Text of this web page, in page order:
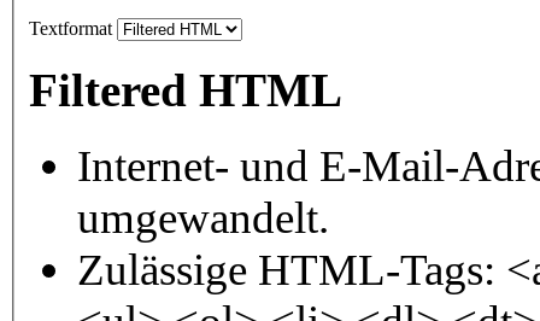
Textformat
Filtered HTML
Internet- und E-Mail-
umgewandelt.
Zulässige HTML-Tags: